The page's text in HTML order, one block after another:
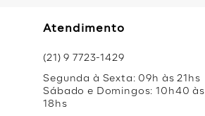
Atendimento
(21) 9 7723-1429
Segunda à Sexta: 09h às 21hs
Sábado e Domingos: 10h40 às
18hs